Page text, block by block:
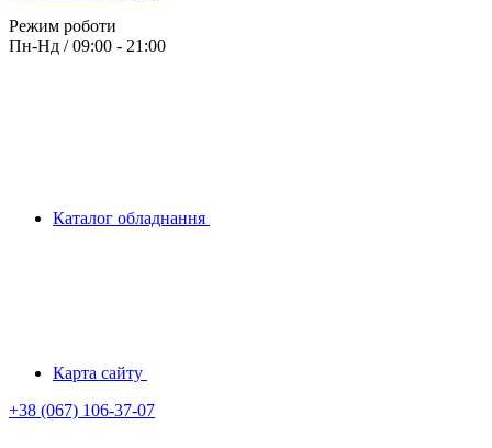
Режим роботи
Пн-Нд / 09:00 - 21:00
Каталог обладнання
Карта сайту
+38 (067) 106-37-07